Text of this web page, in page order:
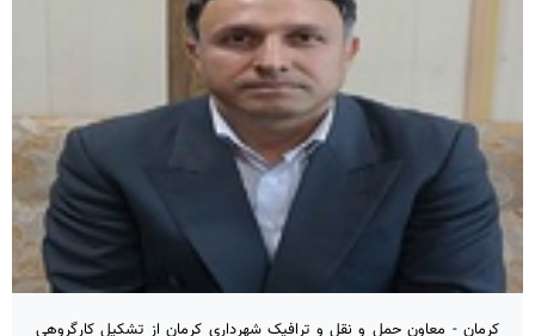
کرمان - معاون حمل و نقل و ترافیک شهرداری کرمان از تشکیل کارگروهی